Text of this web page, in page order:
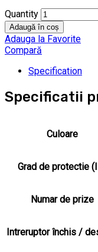
Quantity
Adaugă în coș
Adauga la Favorite
Compară
Specification
Specificatii
Culoare
Grad de protectie
Numar de prize
Intreruptor închis /